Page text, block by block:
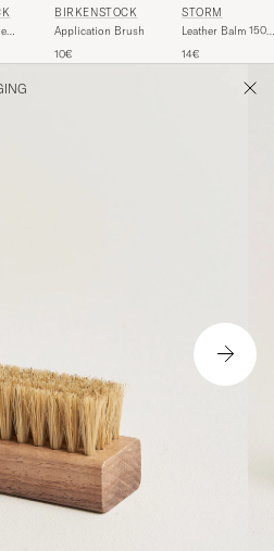
BIRKENSTOCK
Application Brush
10€
STORM
Leather Balm
14€